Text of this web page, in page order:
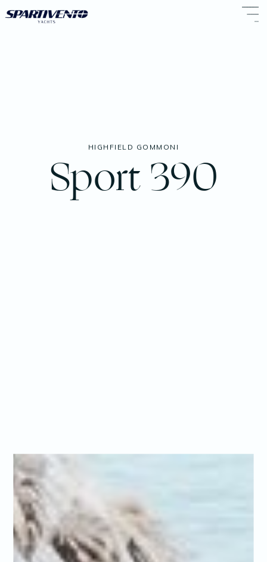
HIGHFIELD GOMMONI
Sport 390